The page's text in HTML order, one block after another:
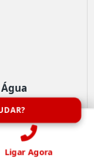
Ligar Agora